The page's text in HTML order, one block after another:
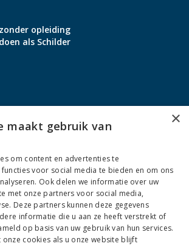
opleiding
als Schilder
Facebook
YoutubeLinkedInInstagram
×
maakt gebruik van
om content en advertenties te
voor social media te bieden en om ons
Ook delen we informatie over uw
met onze partners voor social media,
Deze partners kunnen deze gegevens
informatie die u aan ze heeft verstrekt of
op basis van uw gebruik van hun services.
cookies als u onze website blijft